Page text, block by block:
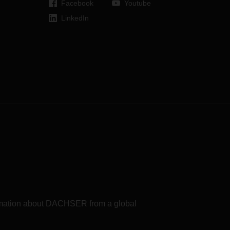
Facebook
LinkedIn
Youtube
about DACHSER from a global